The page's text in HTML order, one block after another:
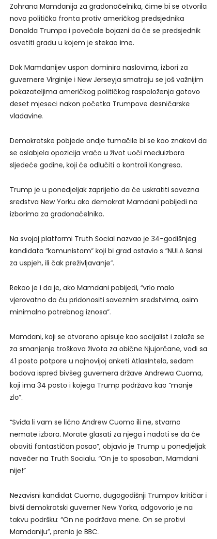
Zohrana Mamdanija za gradonačelnika, čime bi se otvorila
nova politička fronta protiv američkog predsjednika
Donalda Trumpa i povećale bojazni da će se predsjednik
osvetiti gradu u kojem je stekao ime.
Dok Mamdanijev uspon dominira naslovima, izbori za
guvernere Virginije i New Jerseyja smatraju se još važnijim
pokazateljima američkog političkog raspoloženja gotovo
deset mjeseci nakon početka Trumpove desničarske
vladavine.
Demokratske pobjede ondje tumačile bi se kao znakovi da
se oslabjela opozicija vraća u život uoči međuizbora
sljedeće godine, koji će odlučiti o kontroli Kongresa.
Trump je u ponedjeljak zaprijetio da će uskratiti savezna
sredstva New Yorku ako demokrat Mamdani pobijedi na
izborima za gradonačelnika.
Na svojoj platformi Truth Social nazvao je 34-godišnjeg
kandidata “komunistom” koji bi grad ostavio s “NULA šansi
za uspjeh, ili čak preživljavanje”.
Rekao je i da je, ako Mamdani pobijedi, “vrlo malo
vjerovatno da ću pridonositi saveznim sredstvima, osim
minimalno potrebnog iznosa”.
Mamdani, koji se otvoreno opisuje kao socijalist i zalaže se
za smanjenje troškova života za obične Njujorčane, vodi sa
41 posto potpore u najnovijoj anketi AtlasIntela, sedam
bodova ispred bivšeg guvernera države Andrewa Cuoma,
koji ima 34 posto i kojega Trump podržava kao “manje
zlo”.
“Sviđa li vam se lično Andrew Cuomo ili ne, stvarno
nemate izbora. Morate glasati za njega i nadati se da će
obaviti fantastičan posao”, objavio je Trump u ponedjeljak
navečer na Truth Socialu. “On je to sposoban, Mamdani
nije!”
Nezavisni kandidat Cuomo, dugogodišnji Trumpov kritičar i
bivši demokratski guverner New Yorka, odgovorio je na
takvu podršku: “On ne podržava mene. On se protivi
Mamdaniju”, prenio je BBC.